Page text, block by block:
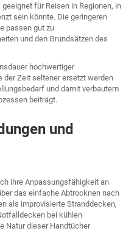
für Reisen in Regionen, in
sein könnte. Die geringeren
passen gut zu
und den Grundsätzen des
hochwertiger
der Zeit seltener ersetzt werden
und damit verbautem
beiträgt.
und
ihre Anpassungsfähigkeit an
das einfache Abtrocknen nach
als improvisierte Stranddecken,
bei kühlen
Natur dieser Handtücher